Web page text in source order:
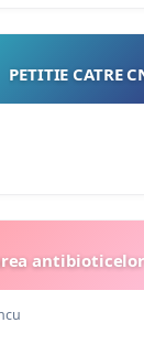
PETITIE CATRE